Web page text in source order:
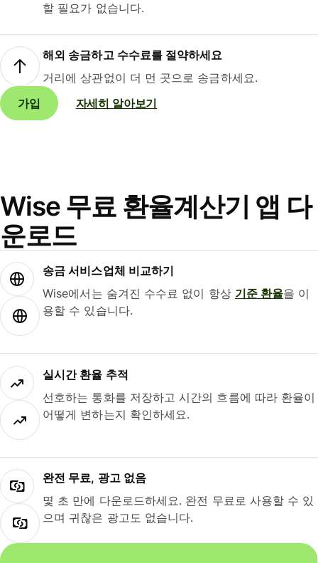
할 필요가 없습니다.
해외 송금하고 수수료를 절약하세요
거리에 상관없이 더 먼 곳으로 송금하세요.
가입
자세히 알아보기
Wise 무료 환율계산기 앱 다
운로드
송금 서비스업체 비교하기
Wise에서는 숨겨진 수수료 없이 항상 기준 환율을 이
용할 수 있습니다.
실시간 환율 추적
선호하는 통화를 저장하고 시간의 흐름에 따라 환율이
어떻게 변하는지 확인하세요.
완전 무료, 광고 없음
몇 초 만에 다운로드하세요. 완전 무료로 사용할 수 있
으며 귀찮은 광고도 없습니다.